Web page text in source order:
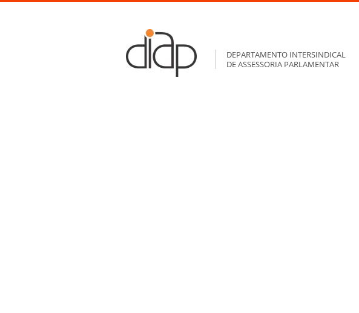
DEPARTAMENTO INTERSINDICAL
DE ASSESSORIA PARLAMENTAR